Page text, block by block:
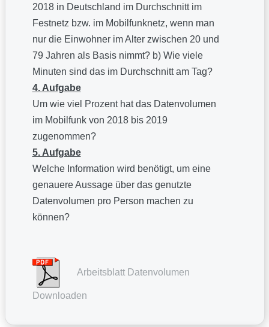
2018 in Deutschland im Durchschnitt im
Festnetz bzw. im Mobilfunknetz, wenn man
nur die Einwohner im Alter zwischen 20 und
79 Jahren als Basis nimmt? b) Wie viele
Minuten sind das im Durchschnitt am Tag?
4. Aufgabe
Um wie viel Prozent hat das Datenvolumen
im Mobilfunk von 2018 bis 2019
zugenommen?
5. Aufgabe
Welche Information wird benötigt, um eine
genauere Aussage über das genutzte
Datenvolumen pro Person machen zu
können?
Arbeitsblatt Datenvolumen
Downloaden